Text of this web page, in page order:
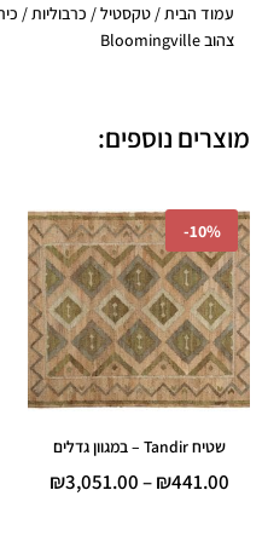
עמוד הבית/ טקסטיל/ כרבוליות
צהוב Bloomingville
מוצרים נוספים:
10%
-
שטיח Tandir – במגוון גדלים
₪441.00
–
₪3,051.00
טווח
מחירים:
עד
⁦₪3,051.00⁩